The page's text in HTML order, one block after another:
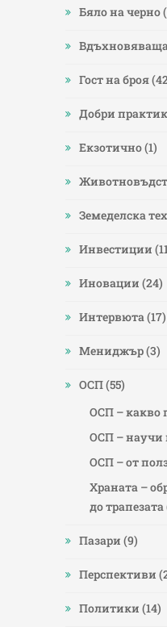
Бяло на черно
Гост на броя
Добри
Екзотично(1)
Земеделска
Инвестиции
Иновации (24)
Интервюта(17)
Мениджър(3)
ОСП(55)
ОСП – какво
ОСП – научи
ОСП – от
Храната –
до трапезата
Пазари (9)
Перспективи
Политики (14)